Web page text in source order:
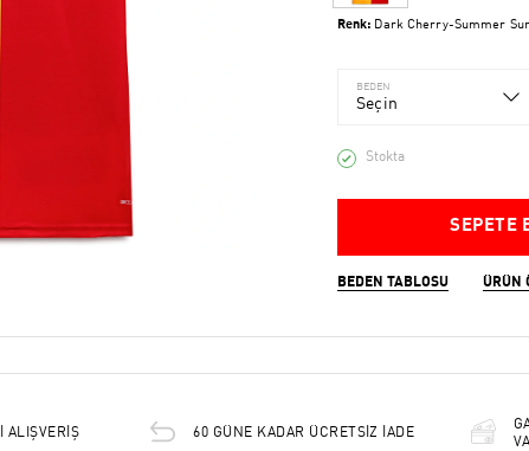
Renk: Dark Cherry-Summer
BEDEN
Seçin
Stokta
SEPETE
BEDEN TABLOSU ÜRÜN
ALIŞVERİŞ 60 GÜNE KADAR ÜCRETSİZ İADE